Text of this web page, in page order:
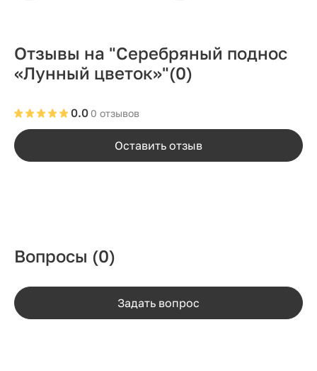
Отзывы на "Серебряный поднос
«Лунный цветок»"(0)
0 отзывов
0.0
Оставить отзыв
Вопросы (0)
Задать вопрос